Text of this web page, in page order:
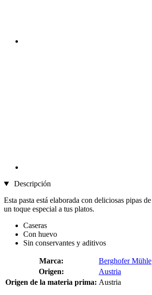
Descripción
Esta pasta está elaborada con deliciosas pipas
un toque especial a tus platos.
Caseras
Con huevo
Sin conservantes y aditivos
Marca:
Berghofer Mühle
Origen:
Austria
Origen de la materia prima: Austria